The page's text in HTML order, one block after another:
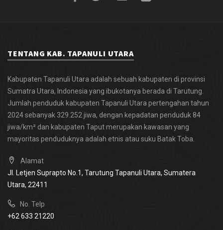
TENTANG KAB. TAPANULI UTARA
Kabupaten Tapanuli Utara adalah sebuah kabupaten di provinsi
Sumatra Utara, Indonesia yang ibukotanya berada di Tarutung.
Jumlah penduduk kabupaten Tapanuli Utara pertengahan tahun
2024 sebanyak 329.252 jiwa, dengan kepadatan penduduk 84
jiwa/km² dan kabupaten Taput merupakan kawasan yang
mayoritas penduduknya adalah etnis atau suku Batak Toba.
Alamat
Jl. Letjen Suprapto No.1, Tarutung Tapanuli Utara, Sumatera
Utara, 22411
No. Telp
+62 633 21220